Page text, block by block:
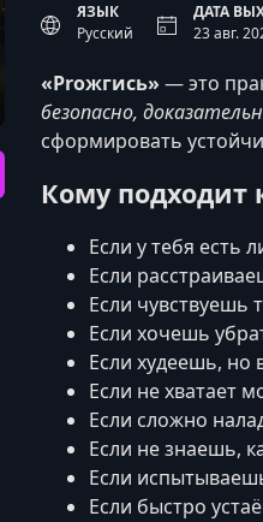
ЯЗЫК
Русский
ДАТА
23 авг.
«Proжгись» — это
безопасно,
сформировать
Кому подходит
Если у тебя есть
Если
Если чувствуешь
Если хочешь
Если худеешь, но
Если не хватает
Если сложно
Если не знаешь,
Если
Если быстро